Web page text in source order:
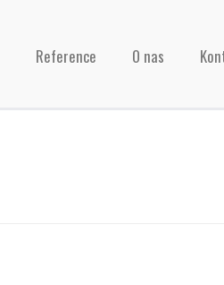
Reference O nas